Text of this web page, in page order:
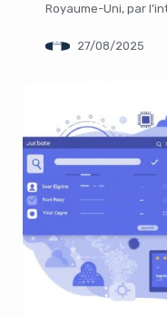
Royaume-Uni, par
(CMA), a décidé de
initiative, annoncée
27/08/2025
It
using